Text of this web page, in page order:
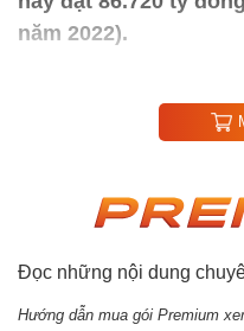
năm 2022).
Đọc những nội dung
Hướng dẫn mua gói Premium